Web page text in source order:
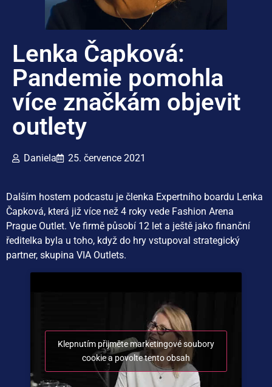
Lenka Čapková:
Pandemie pomohla
více značkám objevit
outlety
Daniela 25. července 2021
Dalším hostem podcastu je členka Expertního boardu Lenka
Čapková, která již více než 4 roky vede Fashion Arena
Prague Outlet. Ve firmě působí 12 let a ještě jako finanční
ředitelka byla u toho, když do hry vstupoval strategický
partner, skupina VIA Outlets.
Klepnutím přijměte marketingové soubory
cookie a povolte tento obsah